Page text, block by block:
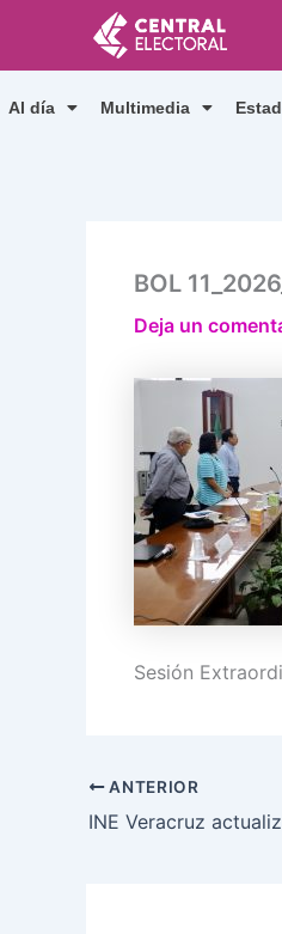
contenido
Al día Multimedia
BOL
Deja un
Sesión
ANTERIOR